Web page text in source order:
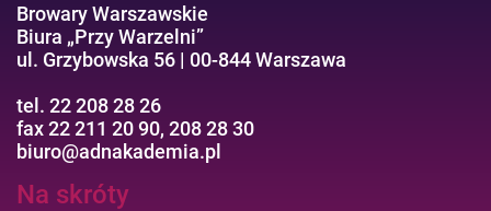
Browary Warszawskie
Biura „Przy Warzelni”
ul. Grzybowska 56 | 00-844 Warszawa
tel. 22 208 28 26
fax 22 211 20 90, 208 28 30
biuro@adnakademia.pl
Na skróty